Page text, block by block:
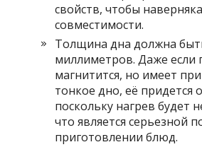
свойств, чтобы
совместимости.
Толщина дна должна
миллиметров. Даже если
магнитится, но имеет
тонкое дно, её придется
поскольку нагрев будет
что является серьезной
приготовлении блюд.